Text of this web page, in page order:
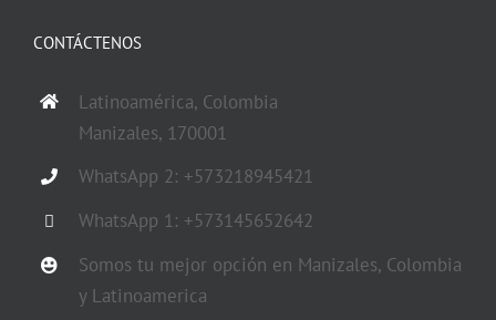
CONTÁCTENOS
Latinoamérica, Colombia
Manizales, 170001
WhatsApp 2: +573218945421
WhatsApp 1: +573145652642
Somos tu mejor opción en Manizales, Colombia
y Latinoamerica